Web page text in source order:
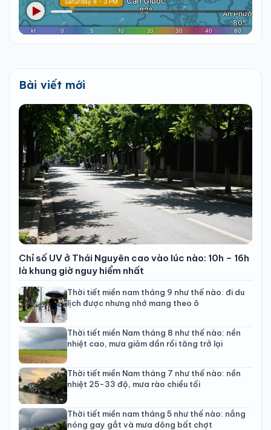
Bài viết mới
Chỉ số UV ở Thái Nguyên cao vào lúc nào: 10h – 16h
là khung giờ nguy hiểm nhất
Thời tiết miền nam tháng 9 như thế nào: đi du
lịch được nhưng nhớ mang theo ô
Thời tiết miền Nam tháng 8 như thế nào: nền
nhiệt cao, mưa giảm dần rồi tăng trở lại
Thời tiết miền Nam tháng 7 như thế nào: nền
nhiệt 25-33 độ, mưa rào chiều tối
Thời tiết miền nam tháng 5 như thế nào: nắng
nóng gay gắt và mưa dông bất chợt